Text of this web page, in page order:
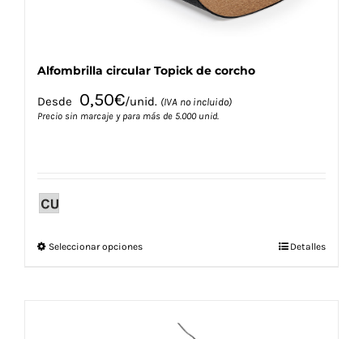
Alfombrilla circular Topick de corcho
Desde 0,50€/unid. (IVA no incluido)
Precio sin marcaje y para más de 5.000 unid.
Seleccionar opcionesEste
Detalles